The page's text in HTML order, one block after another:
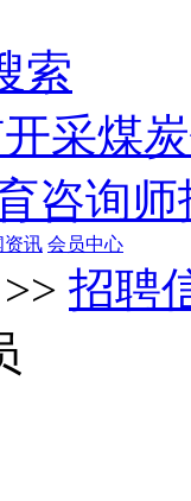
索
采煤
咨询师
资讯 会员中心
>> 招聘